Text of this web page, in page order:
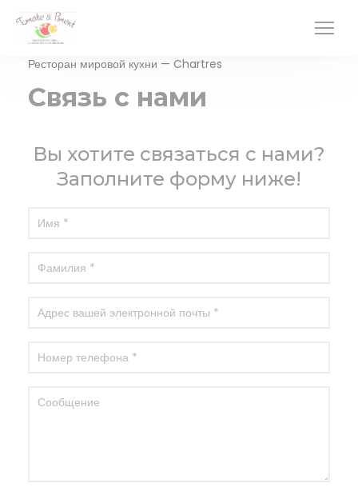
Панель управления cookies
Ресторан мировой кухни — Chartres
Связь с нами
Вы хотите связаться с нами?
Заполните форму ниже!